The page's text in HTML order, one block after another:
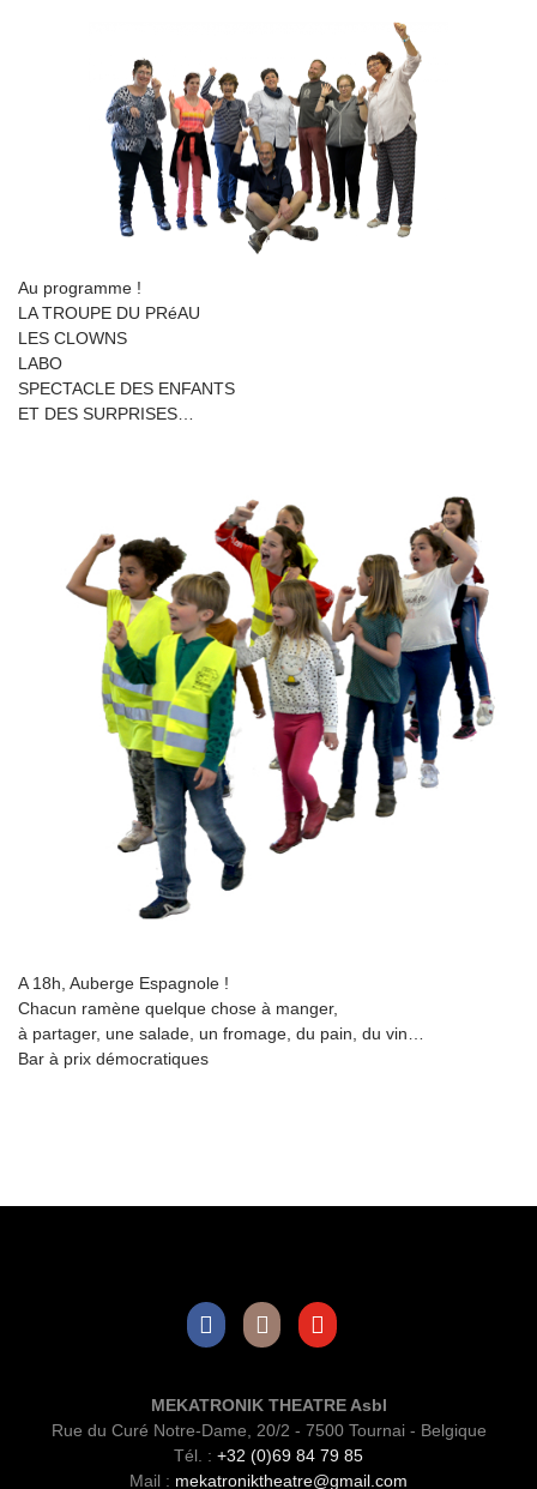
Au programme !
LA TROUPE DU PRéAU
LES CLOWNS
LABO
SPECTACLE DES ENFANTS
ET DES SURPRISES…
A 18h, Auberge Espagnole !
Chacun ramène quelque chose à manger,
à partager, une salade, un fromage, du pain, du vin…
Bar à prix démocratiques
MEKATRONIK THEATRE Asbl
Rue du Curé Notre-Dame, 20/2 - 7500 Tournai - Belgique
Tél. : +32 (0)69 84 79 85
Mail : mekatroniktheatre@gmail.com